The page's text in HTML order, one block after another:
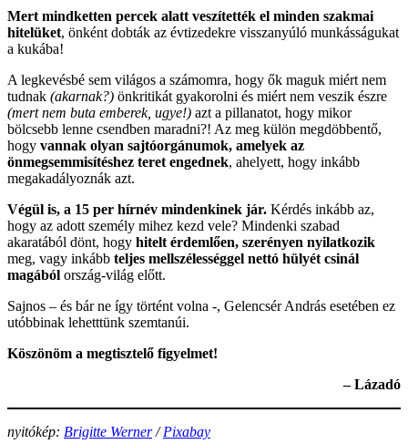
Mert mindketten percek alatt veszítették el minden szakmai
hitelüket, önként dobták az évtizedekre visszanyúló munkásságukat
a kukába!
A legkevésbé sem világos a számomra, hogy ők maguk miért nem
tudnak (akarnak?) önkritikát gyakorolni és miért nem veszik észre
(mert nem buta emberek, ugye!) azt a pillanatot, hogy mikor
bölcsebb lenne csendben maradni?! Az meg külön megdöbbentő,
hogy vannak olyan sajtóorgánumok, amelyek az
önmegsemmisítéshez teret engednek, ahelyett, hogy inkább
megakadályoznák azt.
Végül is, a 15 per hírnév mindenkinek jár. Kérdés inkább az,
hogy az adott személy mihez kezd vele? Mindenki szabad
akaratából dönt, hogy hitelt érdemlően, szerényen nyilatkozik
meg, vagy inkább teljes mellszélességgel nettó hülyét csinál
magából ország-világ előtt.
Sajnos – és bár ne így történt volna -, Gelencsér András esetében ez
utóbbinak lehetttünk szemtanúi.
Köszönöm a megtisztelő figyelmet!
– Lázadó
nyitókép: Brigitte Werner/Pixabay